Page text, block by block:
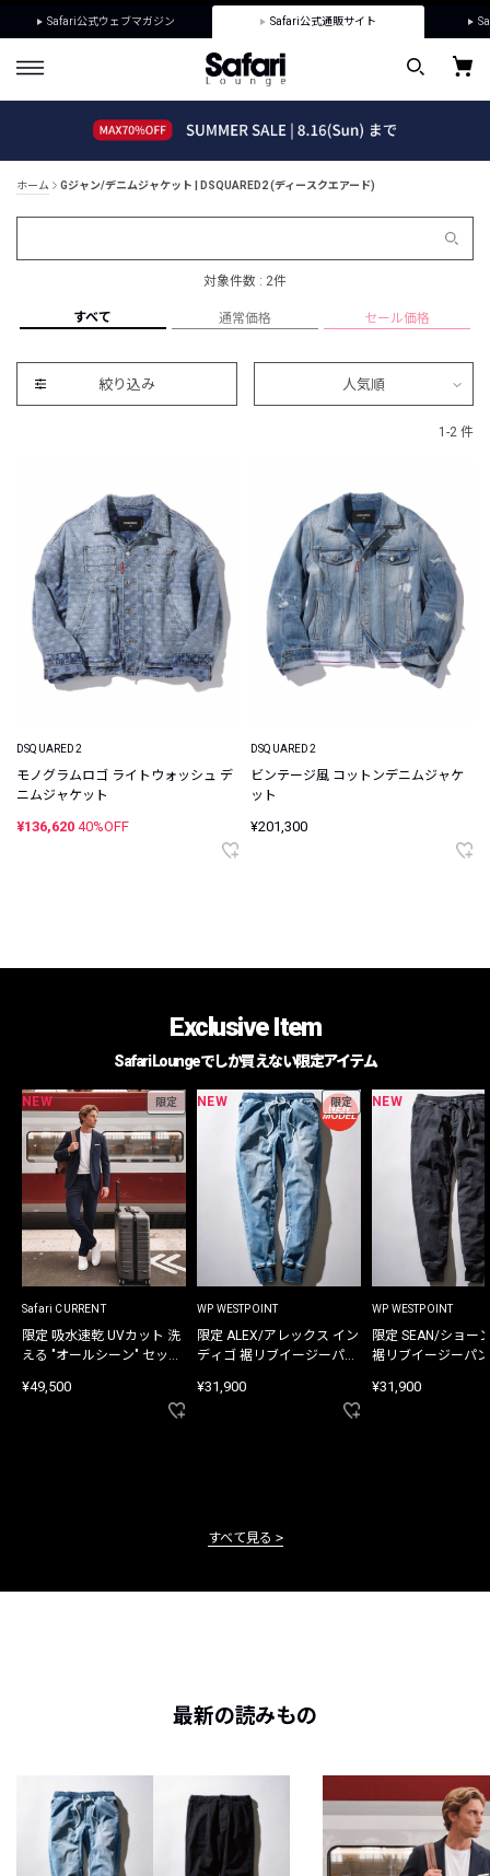
Safari公式ウェブマガジン Safari公式通販サイト
ホーム Gジャン/デニムジャケット | DSQUARED2 (ディースクエアード)
対象件数 : 2件
すべて 通常価格 セール価格
絞り込み 人気順
1-2 件
DSQUARED2
モノグラムロゴ ライトウォッシュ デ
ニムジャケット
¥136,620 40%OFF
DSQUARED2
ビンテージ風 コットンデニムジャケ
ット
¥201,300
Exclusive Item
Safari Loungeでしか買えない限定アイテム
NEW 限定
Safari CURRENT
限定 吸水速乾 UVカット 洗
える "オールシーン" セット
¥49,500
NEW 限定
WP WESTPOINT
限定 ALEX/アレックス イン
ディゴ 裾リブイージーパン
¥31,900
NEW
WP WESTPOINT
限定 SEAN/ショー
裾リブイージーパ
¥31,900
すべて見る
最新の読みもの